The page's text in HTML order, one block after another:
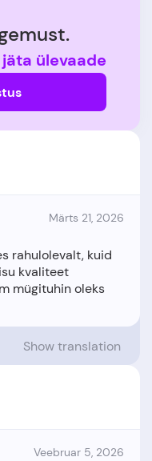
ülevaade
Märts 21, 2026
rahulolevalt, kuid
kvaliteet
mügituhin oleks
Show translation
Veebruar 5, 2026